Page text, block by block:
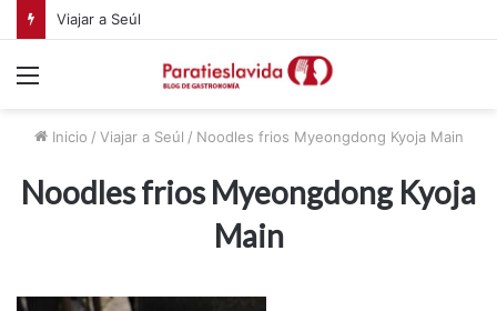
Viajar a Seúl
Inicio / Viajar a Seúl / Noodles frios Myeongdong Kyoja Main
Noodles frios Myeongdong Kyoja
Main